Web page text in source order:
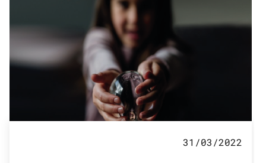
31/03/2022